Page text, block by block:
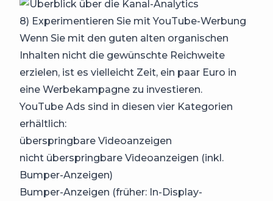
8) Experimentieren Sie mit YouTube-Werbung
Wenn Sie mit den guten alten organischen
Inhalten nicht die gewünschte Reichweite
erzielen, ist es vielleicht Zeit, ein paar Euro in
eine Werbekampagne zu investieren.
YouTube Ads sind in diesen vier Kategorien
erhältlich:
überspringbare Videoanzeigen
nicht überspringbare Videoanzeigen (inkl.
Bumper-Anzeigen)
Bumper-Anzeigen (früher: In-Display-